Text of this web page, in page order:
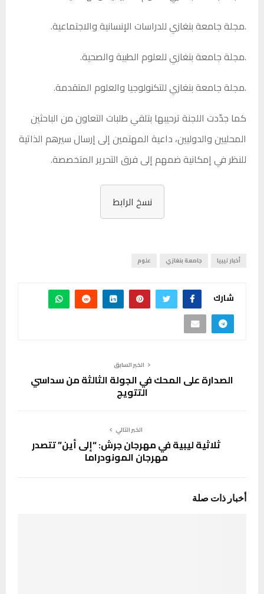
.مجلة جامعة بنغازي للدراسات الإنسانية والاجتماعية.
.مجلة جامعة بنغازي للعلوم الطبية والصحية.
.مجلة جامعة بنغازي للتكنولوجيا والعلوم المتقدمة.
كما جدّدت اللجنة ترحيبها بتلقي طلبات التعاون من الباحثين
المحليين والدوليين، داعية المهتمين إلى إرسال سيرهم الذاتية
للنظر في إمكانية ضمهم إلى فرق التحرير المتخصصة.
نسخ الرابط
أخبار ليبيا جامعة بنغازي علوم
شارك
الخبر السابق
الصدارة على المحك في الجولة الثالثة من سداسي
التتويج
الخبر التالي
ثلاثية ليبية في مهرجان جرش: “إلى أين” تتصدر
مهرجان المونودراما
أخبار ذات صلة